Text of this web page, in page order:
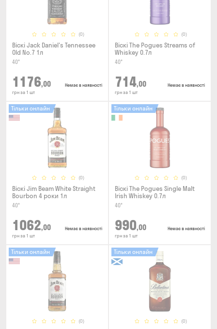
(0)
Віскі Jack Daniel's Tennessee
Old No.7 1л
40°
1176,00
грн за 1 шт
Немає в наявності
(0)
Віскі The Pogues Streams of
Whiskey 0.7л
40°
714,00
грн за 1 шт
Немає в наявності
(0)
Тільки онлайн
Віскі Jim Beam White Straight
Bourbon 4 роки 1л
40°
1062,00
грн за 1 шт
Немає в наявності
(0)
Тільки онлайн
Віскі The Pogues Single Malt
Irish Whiskey 0.7л
40°
990,00
грн за 1 шт
Немає в наявності
(0)
Тільки онлайн
(0)
Тільки онлайн